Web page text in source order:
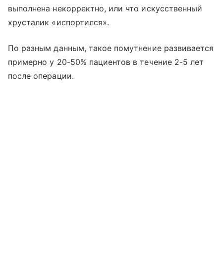
выполнена некорректно, или что искусственный
хрусталик «испортился».
По разным данным, такое помутнение развивается
примерно у 20-50% пациентов в течение 2-5 лет
после операции.